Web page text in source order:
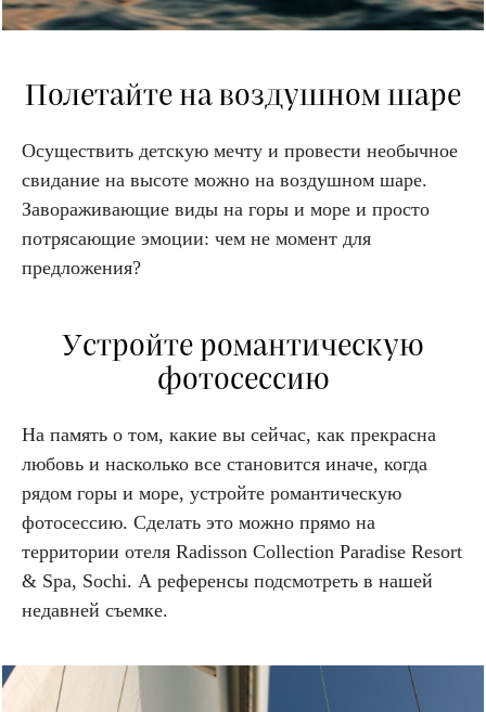
Полетайте на воздушном шаре
Осуществить детскую мечту и провести необычное
свидание на высоте можно на воздушном шаре.
Завораживающие виды на горы и море и просто
потрясающие эмоции: чем не момент для
предложения?
Устройте романтическую
фотосессию
На память о том, какие вы сейчас, как прекрасна
любовь и насколько все становится иначе, когда
рядом горы и море, устройте романтическую
фотосессию. Сделать это можно прямо на
территории отеля Radisson Collection Paradise Resort
& Spa, Sochi. А референсы подсмотреть в нашей
недавней съемке.